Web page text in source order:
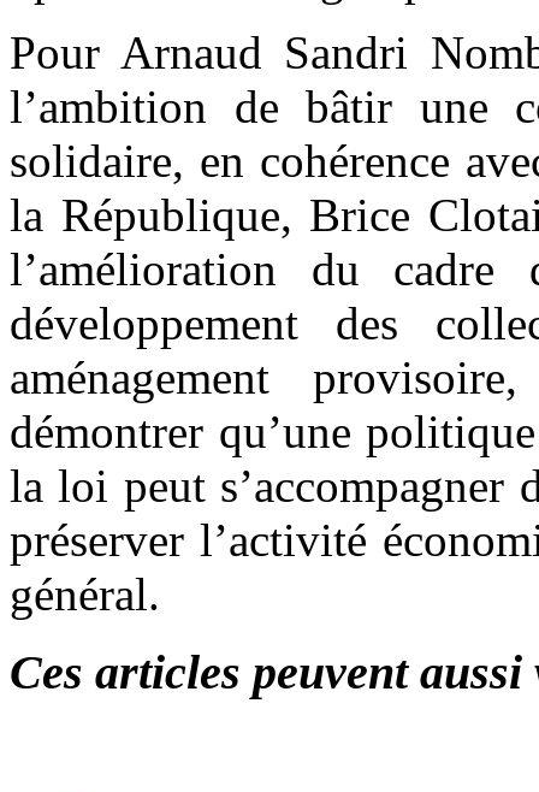
Pour Arnaud Sandri
l’ambition de bâtir une
solidaire, en cohérence
la République, Brice
l’amélioration du
développement des
aménagement
démontrer qu’une
la loi peut s’accompagner
préserver l’activité
général.
Ces articles peuvent